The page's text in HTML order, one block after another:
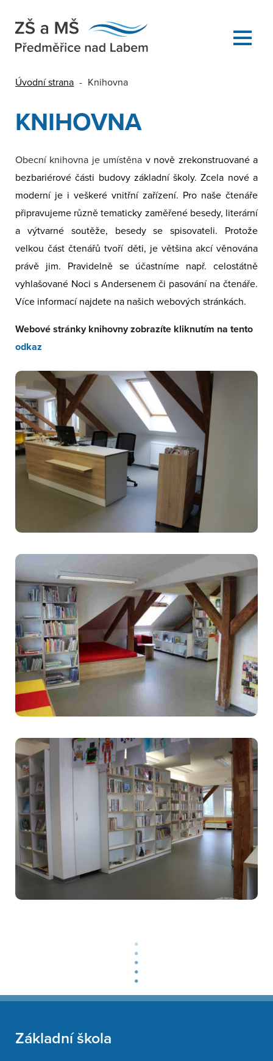
Úvodní strana - Knihovna
KNIHOVNA
Obecní knihovna je umístěna v nově zrekonstruované a
bezbariérové části budovy základní školy. Zcela nové a
moderní je i veškeré vnitřní zařízení. Pro naše čtenáře
připravujeme různě tematicky zaměřené besedy, literární
a výtvarné soutěže, besedy se spisovateli. Protože
velkou část čtenářů tvoří děti, je většina akcí věnována
právě jim. Pravidelně se účastníme např. celostátně
vyhlašované Noci s Andersenem či pasování na čtenáře.
Více informací najdete na našich webových stránkách.
Webové stránky knihovny zobrazíte kliknutím na tento
odkaz
Základní škola